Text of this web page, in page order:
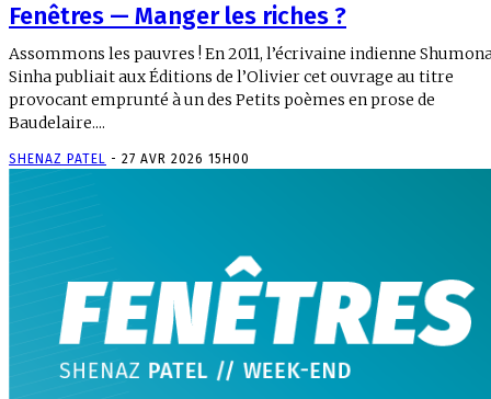
Fenêtres — Manger les riches ?
Assommons les pauvres ! En 2011, l’écrivaine indienne
Sinha publiait aux Éditions de l’Olivier cet ouvrage au titre
provocant emprunté à un des Petits poèmes en prose de
Baudelaire....
SHENAZ PATEL - 27 AVR 2026 15H00